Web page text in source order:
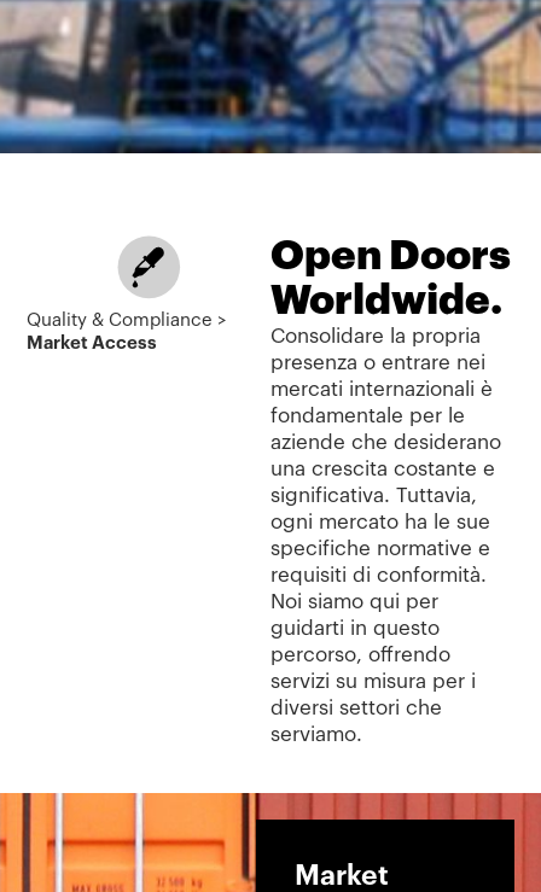
Quality & Compliance >
Market Access
Open Doors
Worldwide.
Consolidare la propria
presenza o entrare nei
mercati internazionali è
fondamentale per le
aziende che desiderano
una crescita costante e
significativa. Tuttavia,
ogni mercato ha le sue
specifiche normative e
requisiti di conformità.
Noi siamo qui per
guidarti in questo
percorso, offrendo
servizi su misura per i
diversi settori che
serviamo.
Market